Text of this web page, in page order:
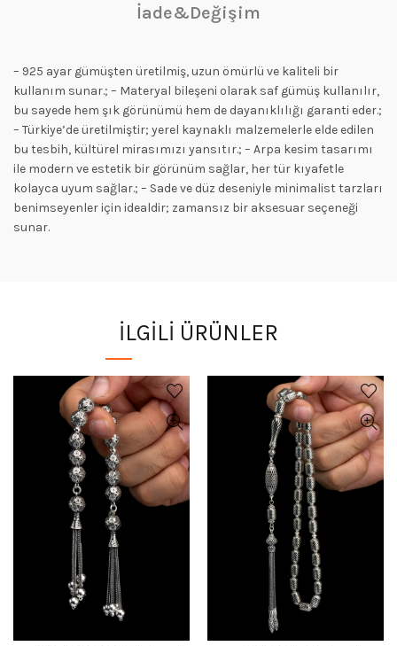
İade&Değişim
– 925 ayar gümüşten üretilmiş, uzun ömürlü ve kaliteli bir
kullanım sunar.; – Materyal bileşeni olarak saf gümüş kullanılır,
bu sayede hem şık görünümü hem de dayanıklılığı garanti eder.;
– Türkiye’de üretilmiştir; yerel kaynaklı malzemelerle elde edilen
bu tesbih, kültürel mirasımızı yansıtır.; – Arpa kesim tasarımı
ile modern ve estetik bir görünüm sağlar, her tür kıyafetle
kolayca uyum sağlar.; – Sade ve düz deseniyle minimalist tarzları
benimseyenler için idealdir; zamansız bir aksesuar seçeneği
sunar.
İLGILI ÜRÜNLER